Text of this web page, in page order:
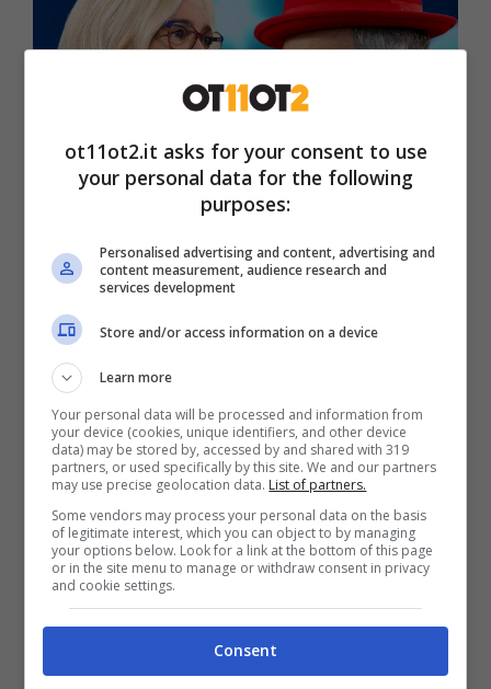
Mara Venier, la domenica pomeriggio diventa d’oro! (Credits:
ANSA) – ot11ot2.it
Qui subentra parallelamente una novità
incredibile:
indietro. Lo showman aveva lanciato una
‘bomba’ attraverso i social ammettendo
quanto gli piaccia l’idea di subentrare a
Domenica In “ma non come l’ha fatto Mara
Venier. Io lo farei con balletti e coreografie
pazzesche“.
Concludendo con le seguenti parole:
ot11ot2.it asks for your consent to use
your personal data for the following
purposes:
Personalised advertising and content, advertising and
content measurement, audience research and
services development
Store and/or access information on a device
Learn more
Your personal data will be processed and information from
your device (cookies, unique identifiers, and other device
data) may be stored by, accessed by and shared with 319
partners, or used specifically by this site. We and our partners
may use precise geolocation data. List of partners.
Some vendors may process your personal data on the basis
of legitimate interest, which you can object to by managing
your options below. Look for a link at the bottom of this page
or in the site menu to manage or withdraw consent in privacy
and cookie settings.
Consent